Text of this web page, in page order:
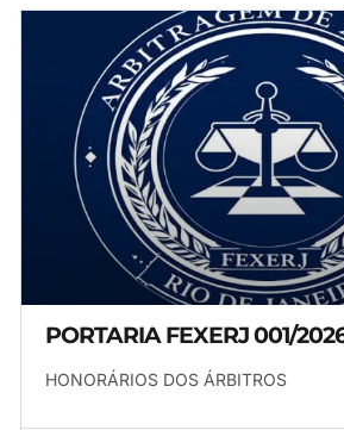
PORTARIA FEXERJ 001/
HONORÁRIOS DOS ÁRBITROS